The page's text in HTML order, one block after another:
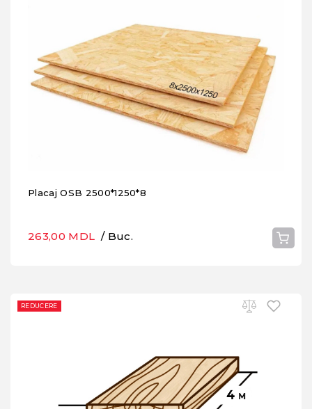
Placaj OSB 2500*1250*8
263,00 MDL / Buc.
REDUCERE